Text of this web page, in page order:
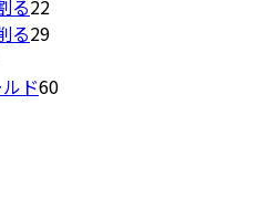
る22
個
商
る2929
の
ド6060